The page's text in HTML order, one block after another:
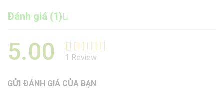
Đánh giá (1)
5.00 5.00trên 5
dựa trên
1
đánh giá
1 Review
GỬI ĐÁNH GIÁ CỦA BẠN